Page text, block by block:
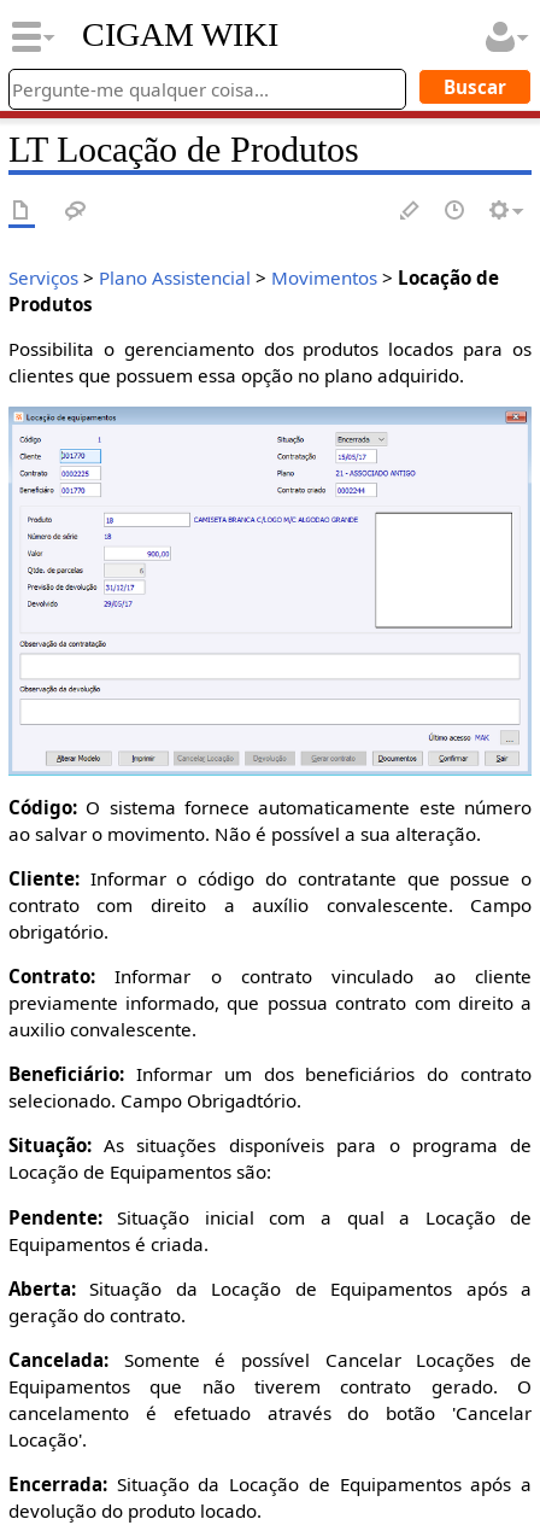
CIGAM WIKI
LT Locação de Produtos
Serviços> Plano Assistencial > Movimentos> Locação de
Produtos
Possibilita o gerenciamento dos produtos locados para os
clientes que possuem essa opção no plano adquirido.
Código:O sistema fornece automaticamente este número
ao salvar o movimento. Não é possível a sua alteração.
Cliente:Informar o código do contratante que possue o
contrato com direito a auxílio convalescente. Campo
obrigatório.
Contrato:Informar o contrato vinculado ao cliente
previamente informado, que possua contrato com direito a
auxilio convalescente.
Beneficiário:Informar um dos beneficiários do contrato
selecionado. Campo Obrigadtório.
Situação:As situações disponíveis para o programa de
Locação de Equipamentos são:
Pendente:Situação inicial com a qual a Locação de
Equipamentos é criada.
Aberta:Situação da Locação de Equipamentos após a
geração do contrato.
Cancelada:Somente é possível Cancelar Locações de
Equipamentos que não tiverem contrato gerado. O
cancelamento é efetuado através do botão 'Cancelar
Locação'.
Encerrada:Situação da Locação de Equipamentos após a
devolução do produto locado.